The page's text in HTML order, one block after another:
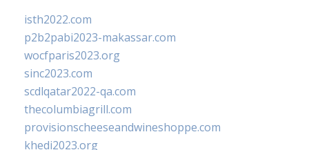
isth2022.com
p2b2pabi2023-makassar.com
wocfparis2023.org
sinc2023.com
scdlqatar2022-qa.com
thecolumbiagrill.com
provisionscheeseandwineshoppe.com
khedi2023.org